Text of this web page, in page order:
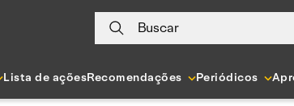
Buscar
Lista de açõesRecomendações Periódicos